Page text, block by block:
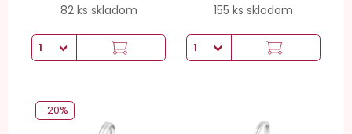
82 ks skladom
155 ks skladom
-20%